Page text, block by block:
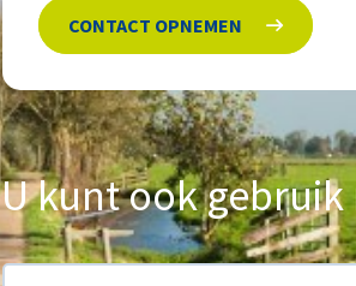
CONTACT OPNEMEN
U kunt ook
Naam *